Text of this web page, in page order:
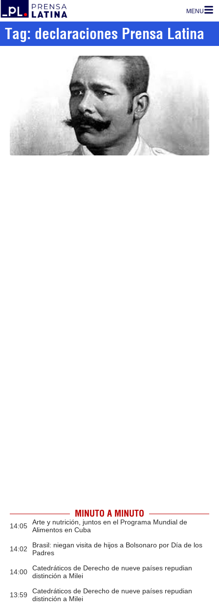
MENU
Tag: declaraciones Prensa Latina
MINUTO A MINUTO
14:05
Arte y nutrición, juntos en el Programa Mundial de
Alimentos en Cuba
14:02
Brasil: niegan visita de hijos a Bolsonaro por Día de los
Padres
14:00
Catedráticos de Derecho de nueve países repudian
distinción a Milei
13:59
Catedráticos de Derecho de nueve países repudian
distinción a Milei